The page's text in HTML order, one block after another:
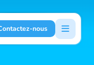
nous